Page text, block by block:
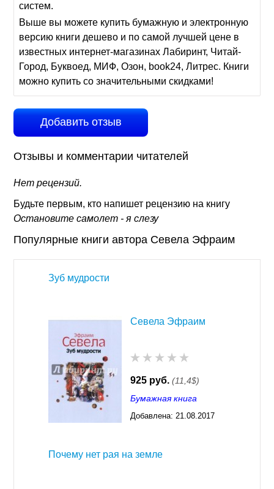
систем.
Выше вы можете купить бумажную и электронную
версию книги дешево и по самой лучшей цене в
известных интернет-магазинах Лабиринт, Читай-
Город, Буквоед, МИФ, Озон, book24, Литрес. Книги
можно купить со значительными скидками!
Добавить отзыв
Отзывы и комментарии читателей
Нет рецензий.
Будьте первым, кто напишет рецензию на книгу
Остановите самолет - я слезу
Популярные книги автора Севела Эфраим
Зуб мудрости
Севела Эфраим
925 руб. (11,4$)
Бумажная книга
Добавлена: 21.08.2017
Почему нет рая на земле